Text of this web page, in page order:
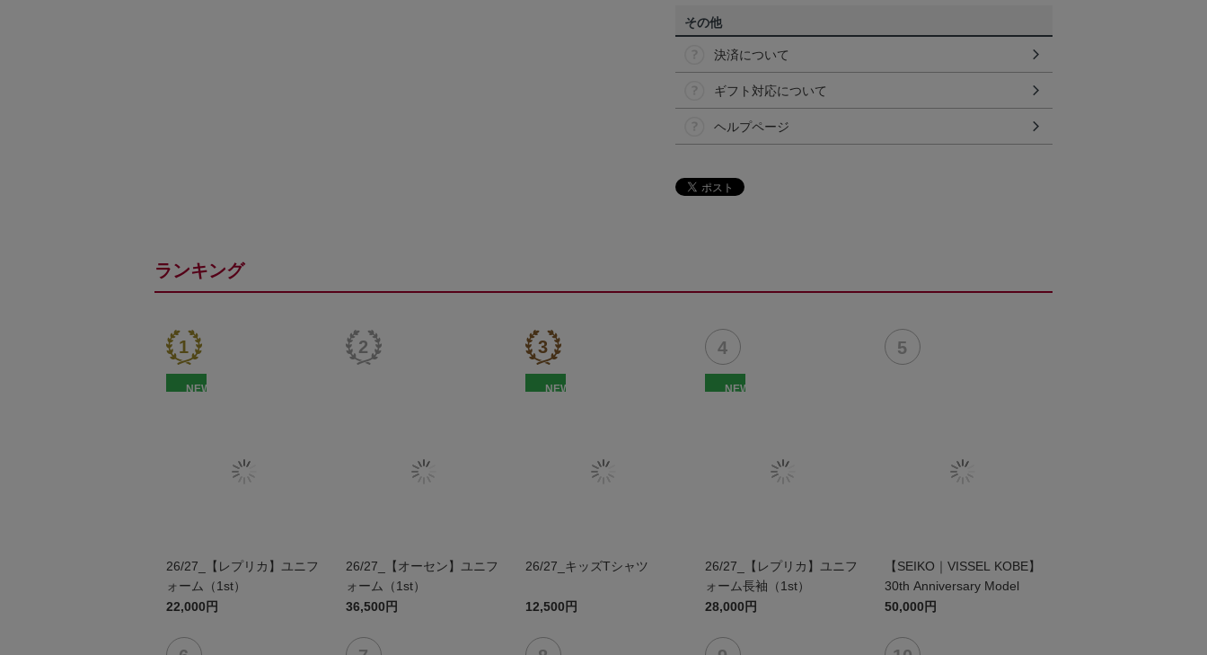
その他
決済について
ギフト対応について
ヘルプページ
ランキング
NEW
26/27_【レプリカ】ユニフ
ォーム（1st）
22,000円
26/27_【オーセン】ユニフ
ォーム（1st）
36,500円
NEW
26/27_キッズTシャツ
12,500円
NEW
26/27_【レプリカ】ユニフ
ォーム長袖（1st）
28,000円
【SEIKO｜VISSEL KOBE】
30th Anniversary Model
50,000円